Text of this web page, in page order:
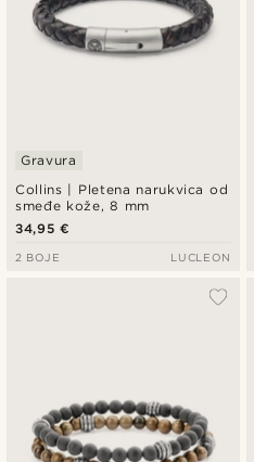
Collins | Pletena narukvica od
smeđe kože, 8 mm
Gravura
34,95 €
2 BOJE LUCLEON